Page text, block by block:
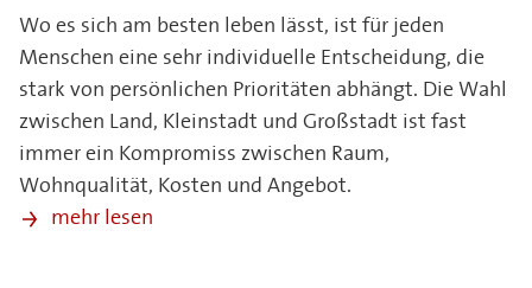
Wo es sich am besten leben lässt, ist für jeden
Menschen eine sehr individuelle Entscheidung, die
stark von persönlichen Prioritäten abhängt. Die Wahl
zwischen Land, Kleinstadt und Großstadt ist fast
immer ein Kompromiss zwischen Raum,
Wohnqualität, Kosten und Angebot.
mehr lesen